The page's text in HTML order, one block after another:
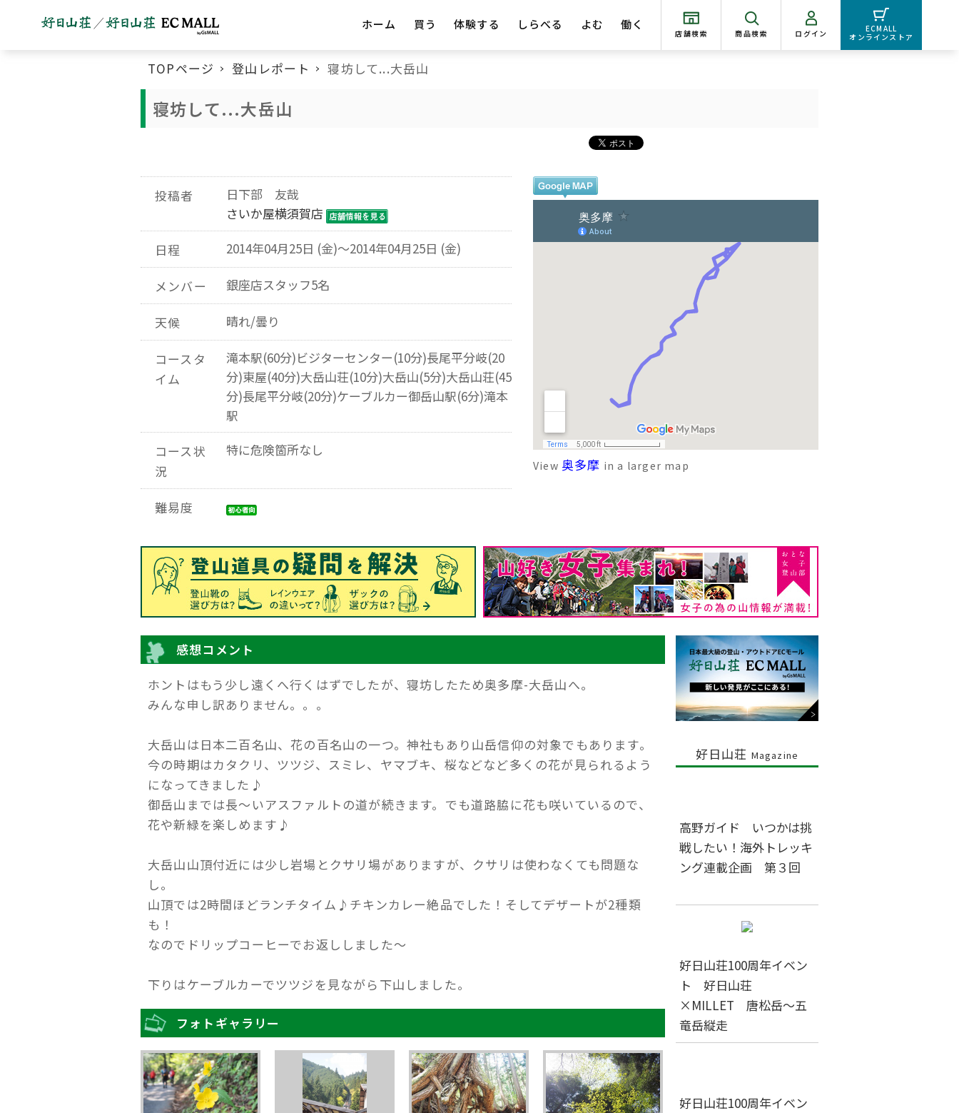
ホーム 買う 体験する しらべる よむ 働く
店舗検索 商品検索 ログイン
ECMALL
オンラインストア
TOPページ 登山レポート 寝坊して...大岳山
寝坊して...大岳山
投稿者
日下部 友哉
さいか屋横須賀店
日程 2014年04月25日 (金)～2014年04月25日 (金)
メンバー 銀座店スタッフ5名
天候 晴れ/曇り
コースタ
イム
滝本駅(60分)ビジターセンター(10分)長尾平分岐(20
分)東屋(40分)大岳山荘(10分)大岳山(5分)大岳山荘(45
分)長尾平分岐(20分)ケーブルカー御岳山駅(6分)滝本
駅
コース状
況
特に危険箇所なし
難易度
View 奥多摩 in a larger map
感想コメント
ホントはもう少し遠くへ行くはずでしたが、寝坊したため奥多摩-大岳山へ。
みんな申し訳ありません。。。
大岳山は日本二百名山、花の百名山の一つ。神社もあり山岳信仰の対象でもあります。
今の時期はカタクリ、ツツジ、スミレ、ヤマブキ、桜などなど多くの花が見られるよう
になってきました♪
御岳山までは長～いアスファルトの道が続きます。でも道路脇に花も咲いているので、
花や新緑を楽しめます♪
大岳山山頂付近には少し岩場とクサリ場がありますが、クサリは使わなくても問題な
し。
山頂では2時間ほどランチタイム♪チキンカレー絶品でした！そしてデザートが2種類
も！
なのでドリップコーヒーでお返ししました～
下りはケーブルカーでツツジを見ながら下山しました。
フォトギャラリー
好日山荘 Magazine
高野ガイド いつかは挑
戦したい！海外トレッキ
ング連載企画 第３回
好日山荘100周年イベン
ト 好日山荘
×MILLET 唐松岳～五
竜岳縦走
好日山荘100周年イベン